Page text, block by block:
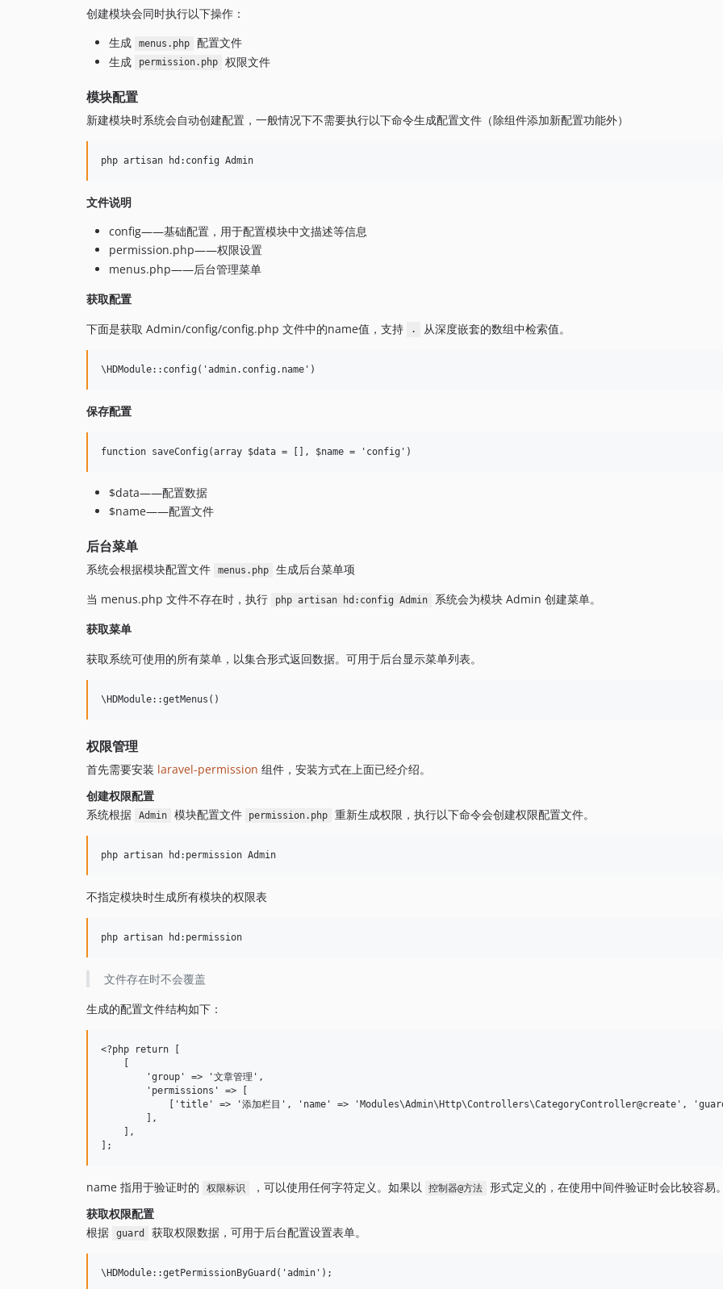
创建模块会同时执行以下操作：
生成
menus.php
配置文件
生成
permission.php 权限文件
模块配置
新建模块时系统会自动创建配置，一般情况下不需要执行以下命令生成配置文件（除组件添加新配置功能外）
文件说明
config——基础配置，用于配置模块中文描述等信息
permission.php——权限设置
menus.php——后台管理菜单
获取配置
下面是获取 Admin/config/config.php 文件中的name值，支持
. 从深度嵌套的数组中检索值。
保存配置
$data——配置数据
$name——配置文件
后台菜单
系统会根据模块配置文件 menus.php
生成后台菜单项
当 menus.php 文件不存在时，执行
php artisan hd:config Admin
系统会为模块 Admin 创建菜单。
获取菜单
获取系统可使用的所有菜单，以集合形式返回数据。可用于后台显示菜单列表。
权限管理
首先需要安装 laravel-permission 组件，安装方式在上面已经介绍。
创建权限配置
系统根据
Admin 模块配置文件 permission.php 重新生成权限，执行以下命令会创建权限配置文件。
不指定模块时生成所有模块的权限表
文件存在时不会覆盖
生成的配置文件结构如下：
<?php return [
        'group' => '文章管理',
        'permissions' => [
['title' => '添加栏目', 'name' => 'Modules\Admin\Http\Controllers\CategoryController@create',
        ],
    ],
name 指用于验证时的 权限标识 ，可以使用任何字符定义。如果以 控制器@方法
形式定义的，在使用中间件验证时会比较容易。
获取权限配置
根据
guard 获取权限数据，可用于后台配置设置表单。